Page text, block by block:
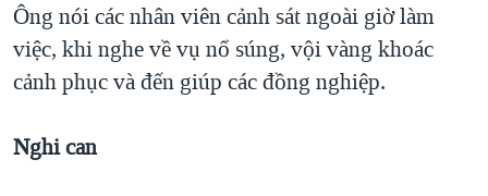
Ông nói các nhân viên cảnh sát ngoài giờ làm
việc, khi nghe về vụ nổ súng, vội vàng khoác
cảnh phục và đến giúp các đồng nghiệp.
Nghi can